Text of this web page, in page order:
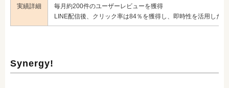
実績詳細
毎月約200件のユーザーレビューを獲得
LINE配信後、クリック率は84％を獲得し、即時性を活用した
Synergy!